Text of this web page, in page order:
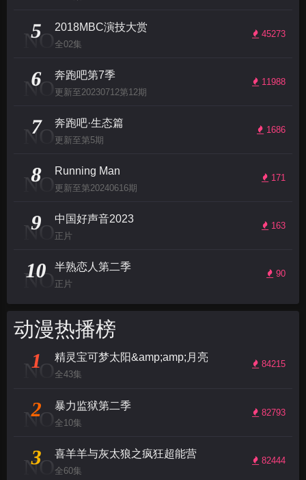
NO
5 45273
2018MBC演技大赏
全02集
NO
6 11988
奔跑吧第7季
更新至20230712第12期
NO
7 1686
奔跑吧·生态篇
更新至第5期
NO
8 171
Running Man
更新至第20240616期
NO
9 163
中国好声音2023
正片
NO
10 90
半熟恋人第二季
正片
动漫热播榜
NO
1 84215
精灵宝可梦太阳&amp;amp;月亮
全43集
NO
2 82793
暴力监狱第二季
全10集
NO
3 82444
喜羊羊与灰太狼之疯狂超能营
全60集